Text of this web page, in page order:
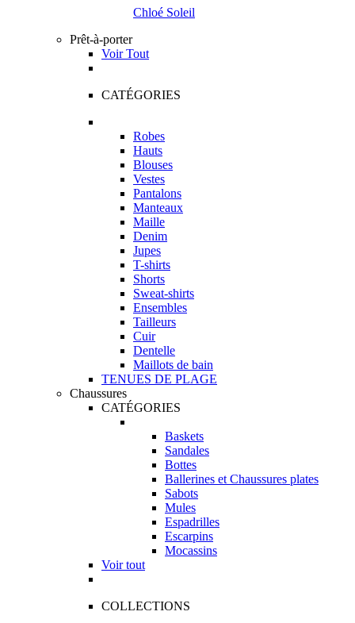
Chloé Soleil
Prêt-à-porter
Voir Tout
CATÉGORIES
Robes
Hauts
Blouses
Vestes
Pantalons
Manteaux
Maille
Denim
Jupes
T-shirts
Shorts
Sweat-shirts
Ensembles
Tailleurs
Cuir
Dentelle
Maillots de bain
TENUES DE PLAGE
Chaussures
CATÉGORIES
Baskets
Sandales
Bottes
Ballerines et Chaussures plates
Sabots
Mules
Espadrilles
Escarpins
Mocassins
Voir tout
COLLECTIONS